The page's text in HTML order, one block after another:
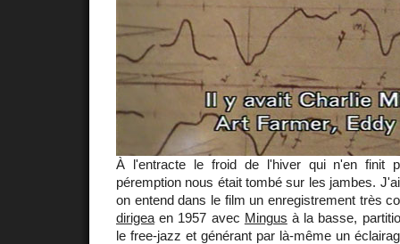
À l'entracte le froid de l'hiver qui n'en finit
péremption nous était tombé sur les jambes.
on entend dans le film un enregistrement très
dirigea en 1957 avec Mingus à la basse,
le free-jazz et générant par là-même un